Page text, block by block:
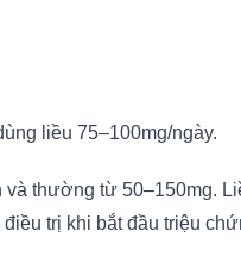
liều 75–100mg/ngày.
thường từ 50–150mg.
trị khi bắt đầu triệu